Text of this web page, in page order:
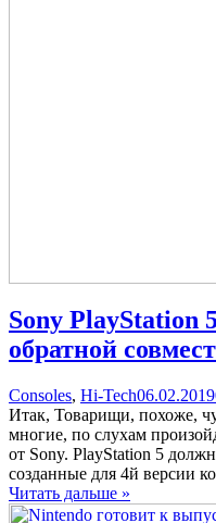
Sony PlayStation
обратной
Categories
Consoles, Hi-TechPosted
on
06.02.2019
Итак, Товарищи, похоже,
многие, по слухам
от Sony. PlayStation 5
созданные для 4й версии
Читать дальше »